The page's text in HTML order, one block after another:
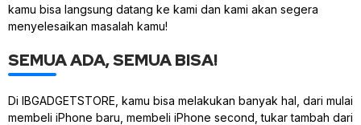
kamu bisa langsung datang ke kami dan kami akan segera
menyelesaikan masalah kamu!
SEMUA ADA, SEMUA BISA!
Di IBGADGETSTORE, kamu bisa melakukan banyak hal, dari mulai
membeli iPhone baru, membeli iPhone second, tukar tambah dari